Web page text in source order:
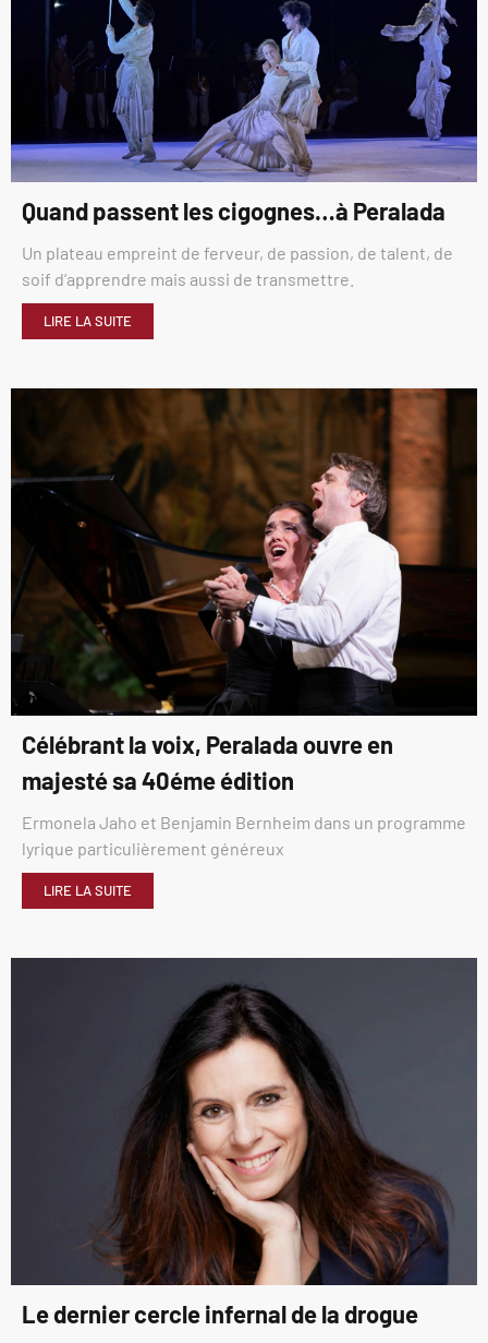
Quand passent les cigognes…à Peralada
Un plateau empreint de ferveur, de passion, de talent, de
soif d’apprendre mais aussi de transmettre.
LIRE LA SUITE
Célébrant la voix, Peralada ouvre en
majesté sa 40éme édition
Ermonela Jaho et Benjamin Bernheim dans un programme
lyrique particulièrement généreux
LIRE LA SUITE
Le dernier cercle infernal de la drogue